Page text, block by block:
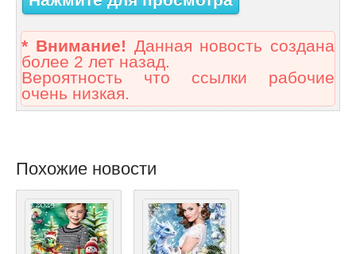
* Внимание! Данная новость создана
более 2 лет назад.
Вероятность что ссылки рабочие
очень низкая.
Похожие новости